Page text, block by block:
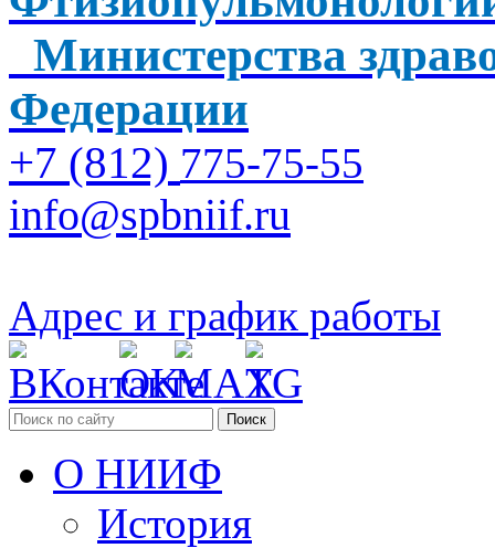
Министерства
Федерации
+7 (812) 775-75-55
info@spbniif.ru
Адрес и график работы
Поиск
О НИИФ
История